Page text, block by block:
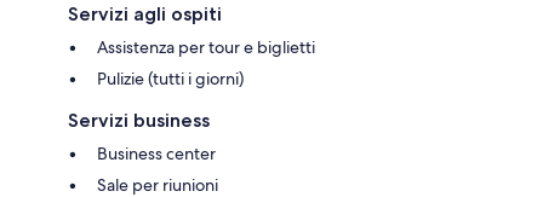
Servizi agli ospiti
Assistenza per tour e biglietti
Pulizie (tutti i giorni)
Servizi business
Business center
Sale per riunioni